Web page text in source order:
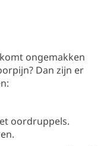
ongemakken
Dan zijn er
oordruppels.